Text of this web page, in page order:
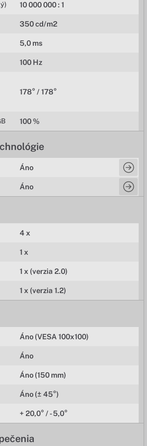
10 000 000 : 1
350 cd/m2
5,0 ms
100 Hz
178° / 178°
100 %
Áno
Áno
4 x
1 x
1 x (verzia 2.0)
1 x (verzia 1.2)
Áno (VESA 100x100)
Áno
Áno (150 mm)
Áno (± 45°)
+ 20,0° / - 5,0°